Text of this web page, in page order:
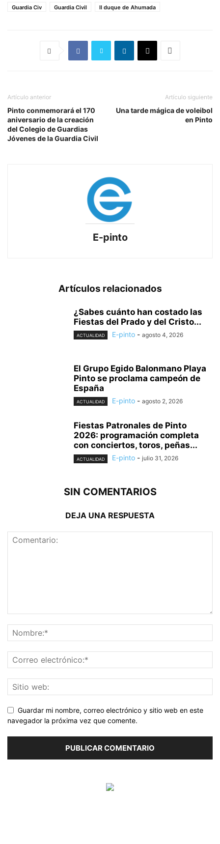
Guardia Civ
Guardia Civil II duque de Ahumada
Artículo anterior
Pinto conmemorará el 170
aniversario de la creación
del Colegio de Guardias
Jóvenes de la Guardia Civil
Artículo siguiente
Una tarde mágica de voleibol
en Pinto
E-pinto
Artículos relacionados
¿Sabes cuánto han costado las
Fiestas del Prado y del Cristo...
ACTUALIDAD E-pinto - agosto 4, 2026
El Grupo Egido Balonmano Playa
Pinto se proclama campeón de
España
ACTUALIDAD E-pinto - agosto 2, 2026
Fiestas Patronales de Pinto
2026: programación completa
con conciertos, toros, peñas...
ACTUALIDAD E-pinto - julio 31, 2026
SIN COMENTARIOS
DEJA UNA RESPUESTA
Guardar mi nombre, correo electrónico y sitio web en este
navegador la próxima vez que comente.